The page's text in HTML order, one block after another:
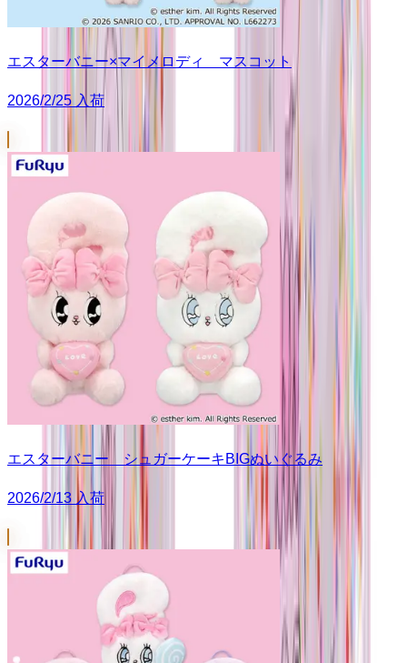
エスターバニー×マイメロディ マスコット
2026/2/25 入荷
エスターバニー シュガーケーキBIGぬいぐるみ
2026/2/13 入荷